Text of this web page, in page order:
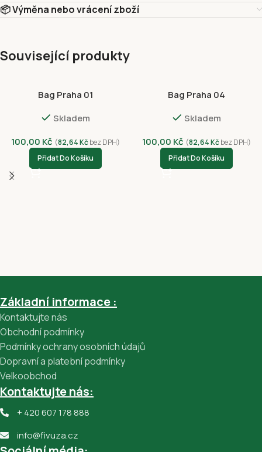
📦 Výměna nebo vrácení zboží
Související produkty
Bag Praha 01
Skladem
100,00 Kč (82,64Kčbez DPH)
Přidat Do Košíku
Bag Praha 04
Skladem
100,00 Kč (82,64Kčbez DPH)
Přidat Do Košíku
Základní informace :
Kontaktujte nás
Obchodní podmínky
Podmínky ochrany osobních údajů
Dopravní a platební podmínky
Velkoobchod
Kontaktujte nás:
+ 420 607 178 888
info@fivuza.cz